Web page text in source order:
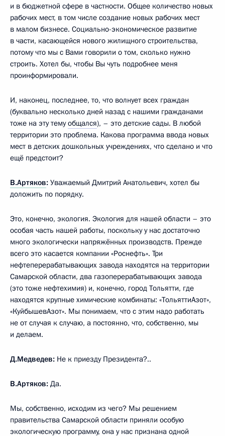
и в бюджетной сфере в частности. Общее количество новых
рабочих мест, в том числе создание новых рабочих мест
в малом бизнесе. Социально-экономическое развитие
в части, касающейся нового жилищного строительства,
потому что мы с Вами говорили о том, сколько нужно
строить. Хотел бы, чтобы Вы чуть подробнее меня
проинформировали.
И, наконец, последнее, то, что волнует всех граждан
(буквально несколько дней назад с нашими гражданами
тоже на эту темуобщался), – это детские сады. В любой
территории это проблема. Какова программа ввода новых
мест в детских дошкольных учреждениях, что сделано и что
ещё предстоит?
В.Артяков: Уважаемый Дмитрий Анатольевич, хотел бы
доложить по порядку.
Это, конечно, экология. Экология для нашей области – это
особая часть нашей работы, поскольку у нас достаточно
много экологически напряжённых производств. Прежде
всего это касается компании «Роснефть». Три
нефтеперерабатывающих завода находятся на территории
Самарской области, два газоперерабатывающих завода
(это тоже нефтехимия) и, конечно, город Тольятти, где
находятся крупные химические комбинаты: «ТольяттиАзот»,
«КуйбышевАзот». Мы понимаем, что с этим надо работать
не от случая к случаю, а постоянно, что, собственно, мы
и делаем.
Д.Медведев: Не к приезду Президента?..
В.Артяков: Да.
Мы, собственно, исходим из чего? Мы решением
правительства Самарской области приняли особую
экологическую программу, она у нас признана одной